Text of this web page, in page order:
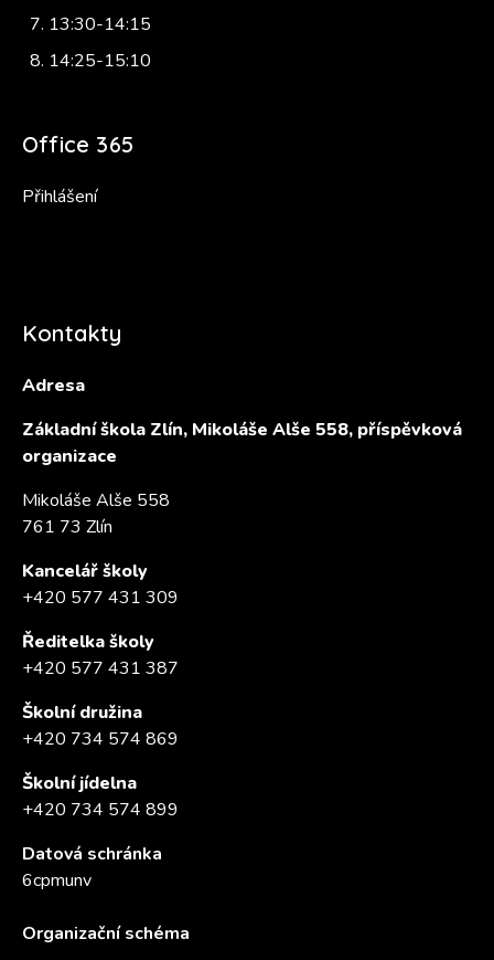
13:30-14:15
14:25-15:10
Office 365
Přihlášení
Kontakty
Adresa
Základní škola Zlín, Mikoláše Alše 558, příspěvková
organizace
Mikoláše Alše 558
761 73 Zlín
Kancelář školy
+420 577 431 309
Ředitelka školy
+420 577 431 387
Školní družina
+420 734 574 869
Školní jídelna
+420 734 574 899
Datová schránka
6cpmunv
Organizační schéma